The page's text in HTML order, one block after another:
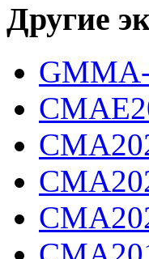
Другие